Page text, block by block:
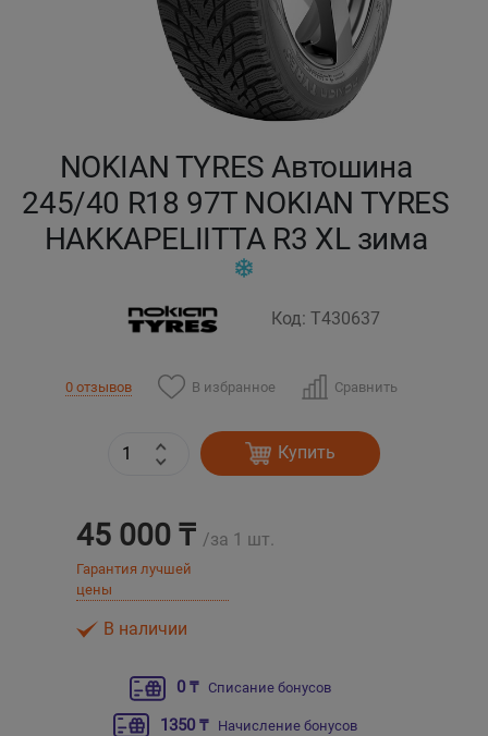
NOKIAN TYRES Автошина
245/40 R18 97T NOKIAN TYRES
HAKKAPELIITTA R3 XL зима
Код: T430637
0 отзывов В избранное Сравнить
Купить
45 000 ₸ /за 1 шт.
Гарантия лучшей
цены
В наличии
0 ₸ Списание бонусов
1350 ₸ Начисление бонусов
Павлодар
Уральск
Усть-Каменогорск